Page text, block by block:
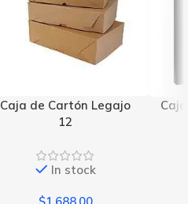
Caja de Cartón Legajo
12
In stock